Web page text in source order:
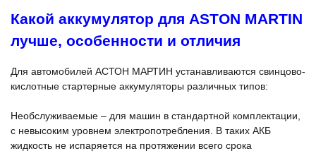
Какой аккумулятор для ASTON MARTIN
лучше, особенности и отличия
Для автомобилей АСТОН МАРТИН устанавливаются свинцово-
кислотные стартерные аккумуляторы различных типов:
Необслуживаемые – для машин в стандартной комплектации,
с невысоким уровнем электропотребления. В таких АКБ
жидкость не испаряется на протяжении всего срока